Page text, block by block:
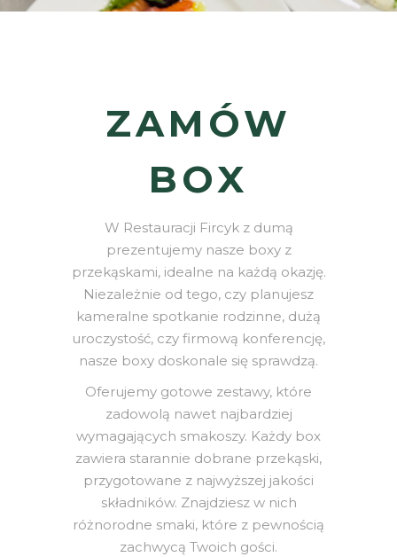
ZAMÓW
BOX
W Restauracji Fircyk z dumą
prezentujemy nasze boxy z
przekąskami, idealne na każdą okazję.
Niezależnie od tego, czy planujesz
kameralne spotkanie rodzinne, dużą
uroczystość, czy firmową konferencję,
nasze boxy doskonale się sprawdzą.
Oferujemy gotowe zestawy, które
zadowolą nawet najbardziej
wymagających smakoszy. Każdy box
zawiera starannie dobrane przekąski,
przygotowane z najwyższej jakości
składników. Znajdziesz w nich
różnorodne smaki, które z pewnością
zachwycą Twoich gości.